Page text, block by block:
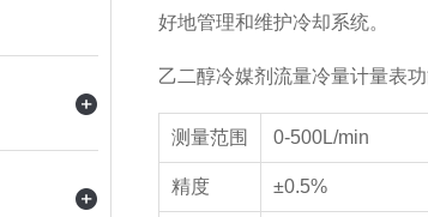
好地管理和维护冷却系统。
乙二醇冷媒剂流量冷量计量表功
测量范围 0-500L/min
精度 ±0.5%